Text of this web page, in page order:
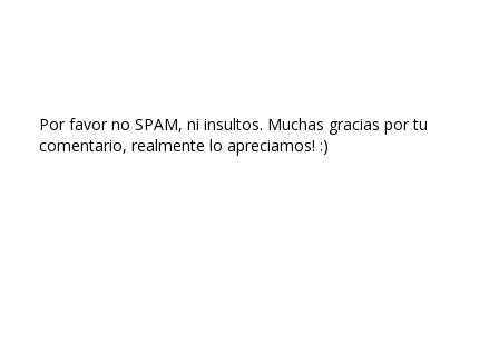
Por favor no SPAM, ni insultos. Muchas gracias por tu
comentario, realmente lo apreciamos! :)